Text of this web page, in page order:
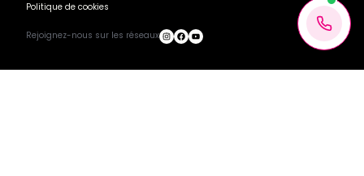
Politique de cookies
Rejoignez-nous sur les réseaux